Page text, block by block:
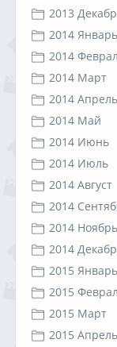
2013
2014 Январь
2014
2014 Март
2014 Апрель
2014 Май
2014 Июнь
2014 Июль
2014 Август
2014
2014 Ноябрь
2014
2015 Январь
2015
2015 Март
2015 Апрель